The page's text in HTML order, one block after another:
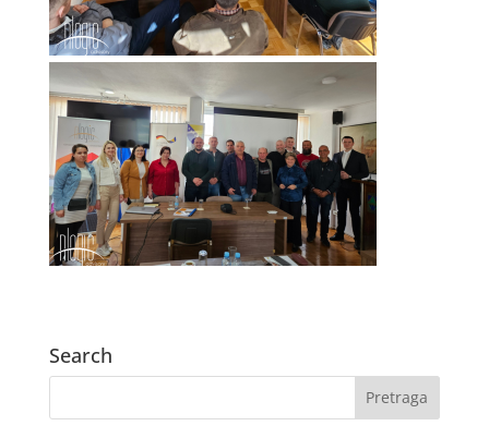
Search